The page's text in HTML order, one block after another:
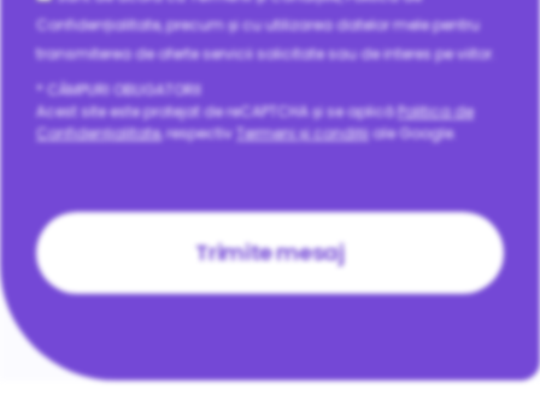
* CÂMPURI OBLIGATORII
Acest site este protejat de reCAPTCHA și se aplicăPolitica de
Confidențialitate, respectiv Termeni și condițiiale Google.
Confidențialitate, precum și cu utilizarea datelor mele pentru
transmiterea de oferte servicii solicitate sau de interes pe viitor.